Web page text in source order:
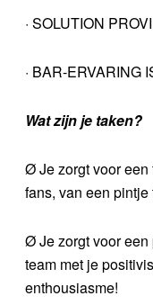
· SOLUTION
· BAR-ERVARING
Wat zijn je taken?
Ø Je zorgt voor
fans, van een
Ø Je zorgt voor
team met je
enthousiasme!